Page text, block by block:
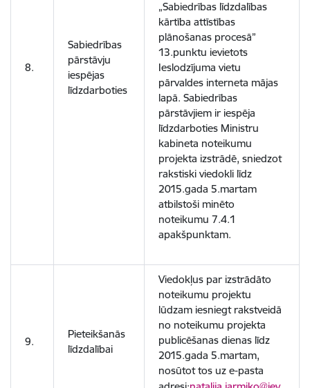
8.
Sabiedrības
pārstāvju
iespējas
līdzdarboties
„Sabiedrības līdzdalības
kārtība attīstības
plānošanas procesā”
13.punktu ievietots
Ieslodzījuma vietu
pārvaldes interneta mājas
lapā. Sabiedrības
pārstāvjiem ir iespēja
līdzdarboties Ministru
kabineta noteikumu
projekta izstrādē, sniedzot
rakstiski viedokli līdz
2015.gada 5.martam
atbilstoši minēto
noteikumu 7.4.1
apakšpunktam.
9.
Pieteikšanās
līdzdalībai
Viedokļus par izstrādāto
noteikumu projektu
lūdzam iesniegt rakstveidā
no noteikumu projekta
publicēšanas dienas līdz
2015.gada 5.martam,
nosūtot tos uz e-pasta